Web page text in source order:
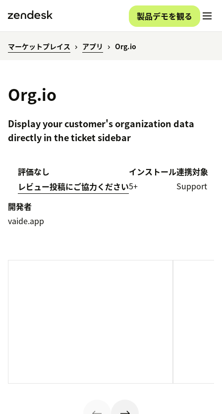
製品デモを観る
マーケットプレイス アプリ Org.io
Org.io
Display your customer's organization data
directly in the ticket sidebar
評価なし
レビュー投稿にご協力ください
インストール
5+
連携対象
Support
開発者
vaide.app